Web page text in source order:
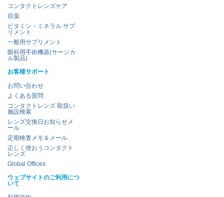
コンタクトレンズケア
目薬
ビタミン・ミネラル サプ
リメント
一般用サプリメント
眼科用手術機器(サージカ
ル製品)
お客様サポート
お問い合わせ
よくある質問
コンタクトレンズ 取扱い
施設検索
レンズ交換日お知らせメ
ール
定期検査メモ＆メール
正しく使おうコンタクト
レンズ
Global Offices
ウェブサイトのご利用につ
いて